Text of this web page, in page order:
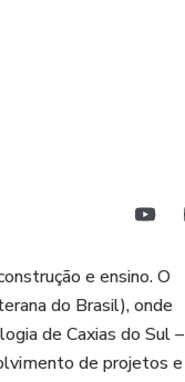
e ensino. O
do Brasil), onde
de Caxias do Sul –
de projetos e